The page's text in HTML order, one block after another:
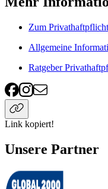
Zum
Allgemeine
Ratgeber
Link kopiert!
Unsere Partner